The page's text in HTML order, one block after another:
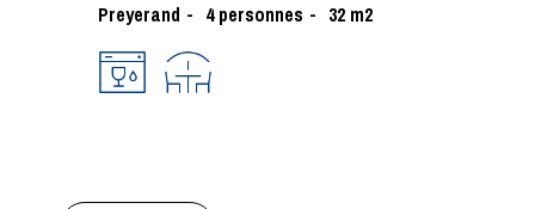
Preyerand
4 personnes 32 m2